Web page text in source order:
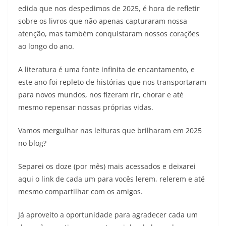
edida que nos despedimos de 2025, é hora de refletir
sobre os livros que não apenas capturaram nossa
atenção, mas também conquistaram nossos corações
ao longo do ano.
A literatura é uma fonte infinita de encantamento, e
este ano foi repleto de histórias que nos transportaram
para novos mundos, nos fizeram rir, chorar e até
mesmo repensar nossas próprias vidas.
Vamos mergulhar nas leituras que brilharam em 2025
no blog?
Separei os doze (por mês) mais acessados e deixarei
aqui o link de cada um para vocês lerem, relerem e até
mesmo compartilhar com os amigos.
Já aproveito a oportunidade para agradecer cada um